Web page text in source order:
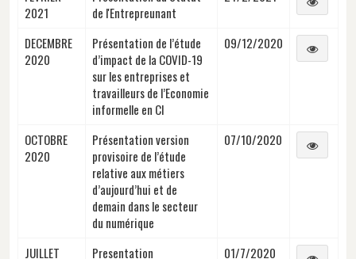
2021
de l'Entrepreunant
DECEMBRE
2020
Présentation de l’étude
d’impact de la COVID-19
sur les entreprises et
travailleurs de l’Economie
informelle en CI
09/12/2020
OCTOBRE
2020
Présentation version
provisoire de l’étude
relative aux métiers
d’aujourd’hui et de
demain dans le secteur
du numérique
07/10/2020
JUILLET
Presentation
01/7/2020